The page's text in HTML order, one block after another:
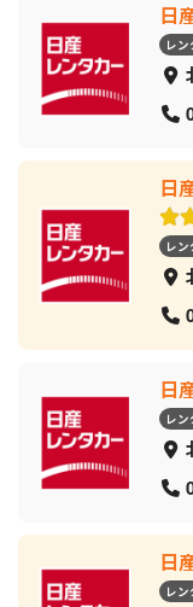
日
レ
日
レ
日
レ
日
レ